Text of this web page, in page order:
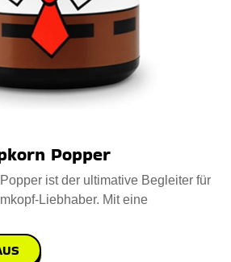
Popper
ist der ultimative Begleiter für
Liebhaber. Mit eine